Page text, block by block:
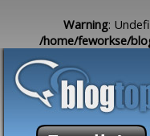
Warning:
/home/feworkse/